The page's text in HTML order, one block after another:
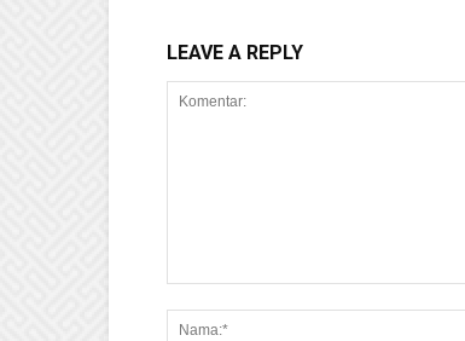
LEAVE A REPLY